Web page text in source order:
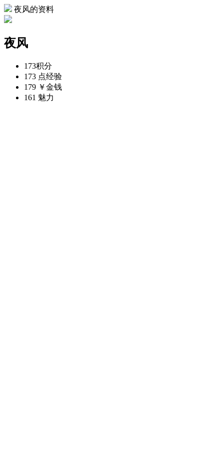
夜风的资料
夜风
173积分
173 点经验
179 ￥金钱
161 魅力